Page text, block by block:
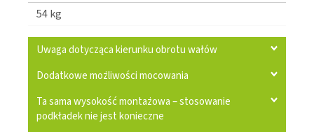
54 kg
Uwaga dotycząca kierunku obrotu wałów
Dodatkowe możliwości mocowania
Ta sama wysokość montażowa – stosowanie
podkładek nie jest konieczne